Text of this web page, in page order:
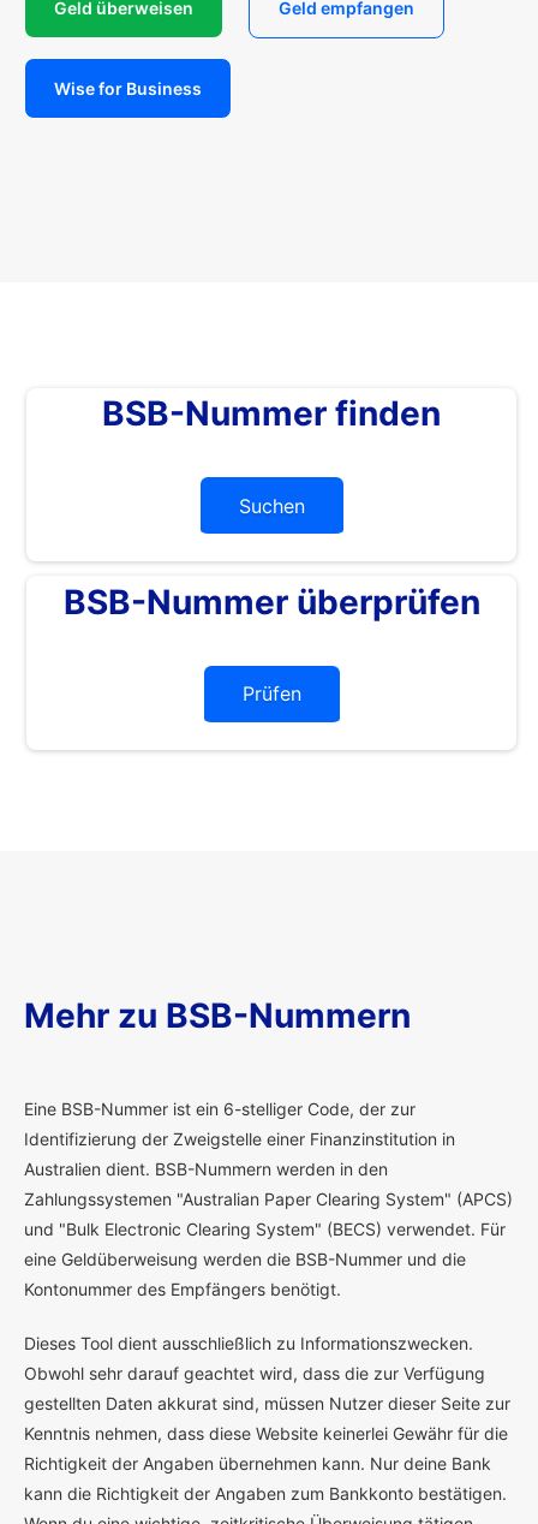
Geld überweisen Geld empfangen
Wise for Business
BSB-Nummer finden
Suchen
BSB-Nummer überprüfen
Prüfen
Mehr zu BSB-Nummern
Eine BSB-Nummer ist ein 6-stelliger Code, der zur
Identifizierung der Zweigstelle einer Finanzinstitution in
Australien dient. BSB-Nummern werden in den
Zahlungssystemen "Australian Paper Clearing System" (APCS)
und "Bulk Electronic Clearing System" (BECS) verwendet. Für
eine Geldüberweisung werden die BSB-Nummer und die
Kontonummer des Empfängers benötigt.
Dieses Tool dient ausschließlich zu Informationszwecken.
Obwohl sehr darauf geachtet wird, dass die zur Verfügung
gestellten Daten akkurat sind, müssen Nutzer dieser Seite zur
Kenntnis nehmen, dass diese Website keinerlei Gewähr für die
Richtigkeit der Angaben übernehmen kann. Nur deine Bank
kann die Richtigkeit der Angaben zum Bankkonto bestätigen.